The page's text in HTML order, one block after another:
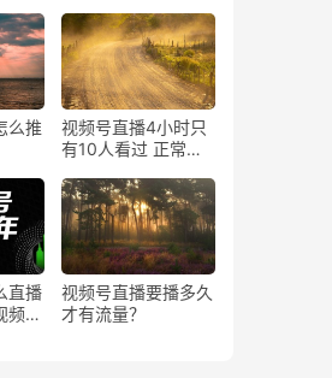
么推
视频号直播4小时只
有10人看过 正常
直播
频号
视频号直播要播多久
才有流量？